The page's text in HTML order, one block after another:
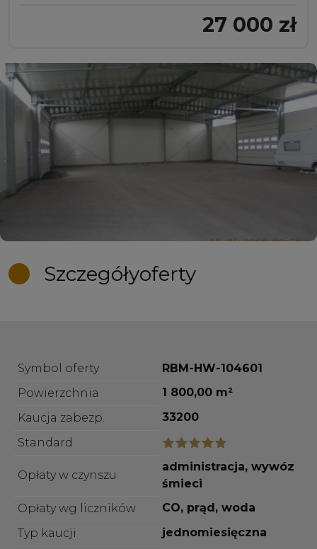
27 000 zł
Szczegółyoferty
Symbol oferty
RBM-HW-104601
Powierzchnia
1 800,00 m²
Kaucja zabezp.
33200
Standard
Opłaty w czynszu
administracja, wywóz
śmieci
Opłaty wg liczników
CO, prąd, woda
Typ kaucji
jednomiesięczna